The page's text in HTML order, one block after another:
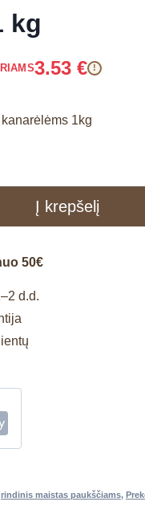
kg
3.53 € !
1kg
Į krepšelį
50€
d.d.
maistas paukščiams,